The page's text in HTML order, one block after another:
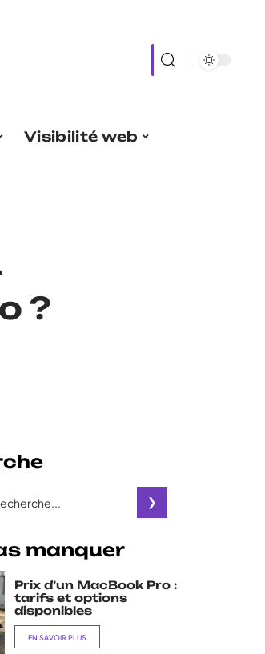
Visibilité web
?
manquer
Prix d’un MacBook Pro :
tarifs et options
disponibles
EN SAVOIR PLUS